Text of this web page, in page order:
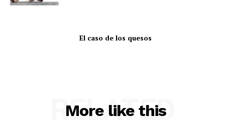
El caso de los quesos
More like this
RELATED